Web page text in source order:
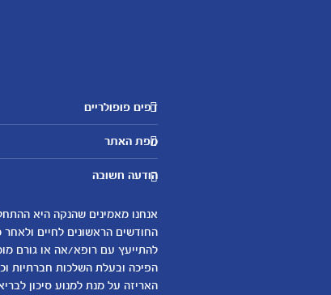
דפים פופולריים
מטרנה לשירותכם
היועצות שלנו
שאלות נפוצות
אודות
لموقع متيرنا باللغة العربية
מפת האתר
אבני דרך
לקראת הריון
0-6 חודשים
6-12 חודשים
12-24 חודשים
הודעה חשובה
החודשים הראשונים לחיים
להתייעץ עם רופא/אה או גורם
הפיכה ובעלת השלכות חברתיות
האריזה על מנת למנוע סיכון